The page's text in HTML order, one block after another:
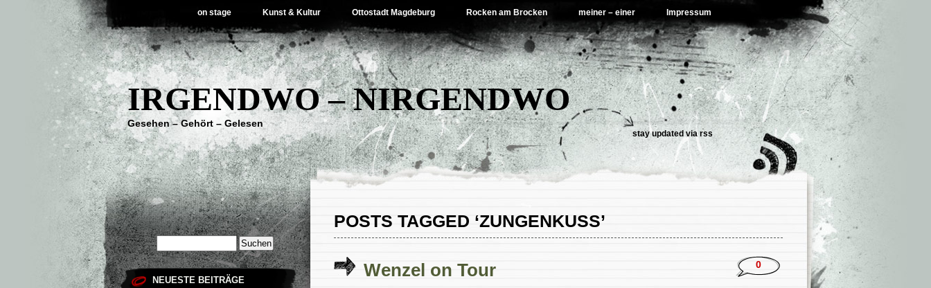
on stage Kunst & Kultur Ottostadt Magdeburg Rocken am Brocken meiner – einer Impressum
IRGENDWO – NIRGENDWO
Gesehen – Gehört – Gelesen
stay updated viarss
NEUESTE BEITRÄGE
POSTS TAGGED ‘ZUNGENKUSS’
Wenzel on Tour 0